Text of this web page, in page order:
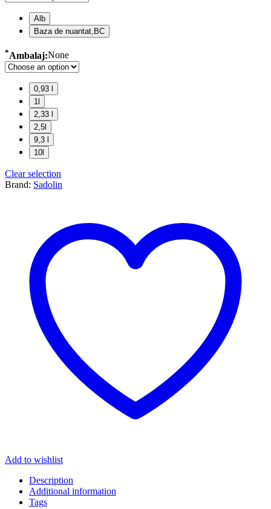
Alb
Baza de nuantat,BC
*Ambalaj:None
0,93 l
1l
2,33 l
2,5l
9,3 l
10l
Clear selection
Brand: Sadolin
Add to wishlist
Description
Additional information
Tags